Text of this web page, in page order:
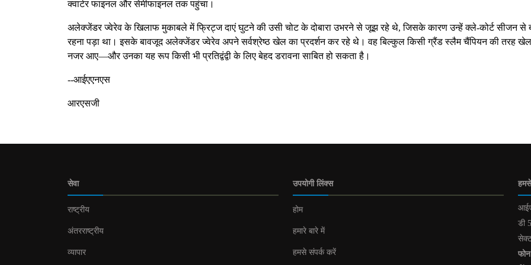
क्वार्टर फाइनल और सेमीफाइनल तक पहुंचा।
अलेक्जेंडर ज्वेरेव के खिलाफ मुकाबले में फ्रिट्ज दाएं घुटने की उसी चोट के दोबारा उभरने से जूझ रहे थे, जिसके कारण उन्हें क्ले-कोर्ट सीजन से
रहना पड़ा था। इसके बावजूद अलेक्जेंडर ज्वेरेव अपने सर्वश्रेष्ठ खेल का प्रदर्शन कर रहे थे। वह बिल्कुल किसी ग्रैंड स्लैम चैंपियन की तरह
नजर आए—और उनका यह रूप किसी भी प्रतिद्वंद्वी के लिए बेहद डरावना साबित हो सकता है।
--आईएएनएस
आरएसजी
सेवा
राष्ट्रीय
अंतरराष्ट्रीय
व्यापार
उपयोगी लिंक्स
होम
हमारे बारे में
हमसे संपर्क करें
डी